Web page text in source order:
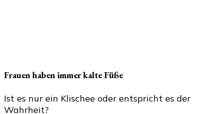
Frauen haben immer kalte Füße
Ist es nur ein Klischee oder entspricht es der
Wahrheit?